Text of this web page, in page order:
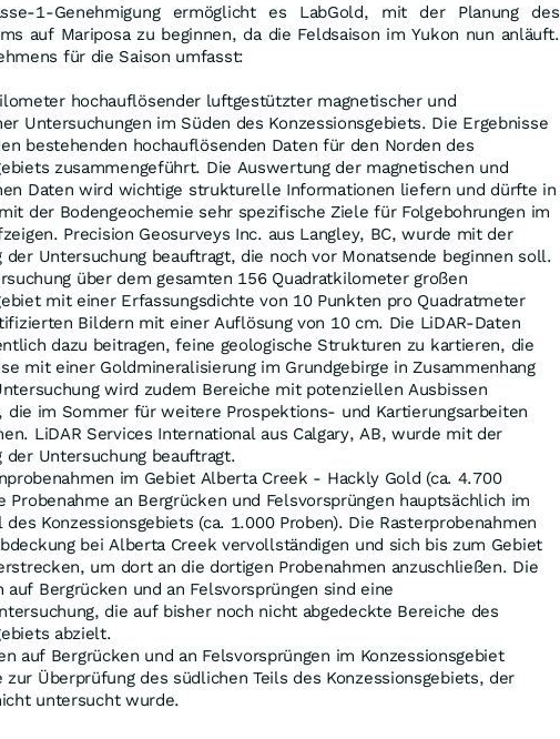
1-Genehmigung ermöglicht es LabGold, mit der Planung des
auf Mariposa zu beginnen, da die Feldsaison im Yukon nun anläuft.
für die Saison umfasst:
hochauflösender luftgestützter magnetischer und
Untersuchungen im Süden des Konzessionsgebiets. Die Ergebnisse
bestehenden hochauflösenden Daten für den Norden des
zusammengeführt. Die Auswertung der magnetischen und
Daten wird wichtige strukturelle Informationen liefern und dürfte in
der Bodengeochemie sehr spezifische Ziele für Folgebohrungen im
Precision Geosurveys Inc. aus Langley, BC, wurde mit der
der Untersuchung beauftragt, die noch vor Monatsende beginnen soll.
über dem gesamten 156 Quadratkilometer großen
mit einer Erfassungsdichte von 10 Punkten pro Quadratmeter
Bildern mit einer Auflösung von 10 cm. Die LiDAR-Daten
dazu beitragen, feine geologische Strukturen zu kartieren, die
mit einer Goldmineralisierung im Grundgebirge in Zusammenhang
wird zudem Bereiche mit potenziellen Ausbissen
die im Sommer für weitere Prospektions- und Kartierungsarbeiten
LiDAR Services International aus Calgary, AB, wurde mit der
der Untersuchung beauftragt.
im Gebiet Alberta Creek - Hackly Gold (ca. 4.700
Probenahme an Bergrücken und Felsvorsprüngen hauptsächlich im
des Konzessionsgebiets (ca. 1.000 Proben). Die Rasterprobenahmen
bei Alberta Creek vervollständigen und sich bis zum Gebiet
um dort an die dortigen Probenahmen anzuschließen. Die
auf Bergrücken und an Felsvorsprüngen sind eine
die auf bisher noch nicht abgedeckte Bereiche des
abzielt.
auf Bergrücken und an Felsvorsprüngen im Konzessionsgebiet
zur Überprüfung des südlichen Teils des Konzessionsgebiets, der
untersucht wurde.